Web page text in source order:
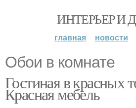
ИНТЕРЬЕР И
главная новости
Обои в комнате
Гостиная в красных
Красная мебель